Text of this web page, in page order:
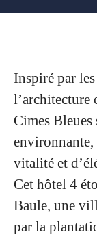
Inspiré par
l’architecture
Cimes Bleues
environnante,
vitalité et
Cet hôtel 4
Baule, une
par la